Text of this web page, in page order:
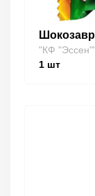
"КФ
1 шт